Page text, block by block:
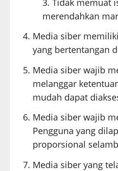
merendahkan
Media siber
yang bertentangan
Media siber wajib
melanggar
mudah dapat
Media siber wajib
Pengguna yang
proporsional
Media siber yang